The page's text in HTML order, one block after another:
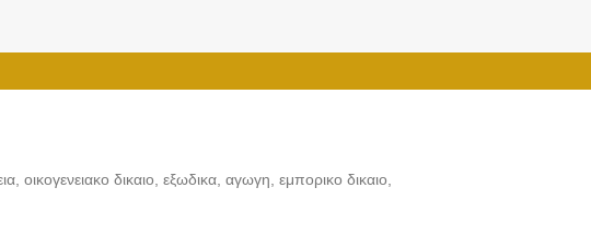
οικογενειακο δικαιο, εξωδικα, αγωγη, εμπορικο δικαιο,